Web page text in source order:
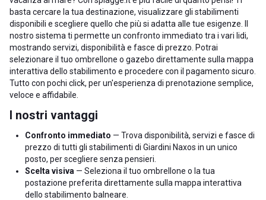
basta cercare la tua destinazione, visualizzare gli stabilimenti
disponibili e scegliere quello che più si adatta alle tue esigenze. Il
nostro sistema ti permette un confronto immediato tra i vari lidi,
mostrando servizi, disponibilità e fasce di prezzo. Potrai
selezionare il tuo ombrellone o gazebo direttamente sulla mappa
interattiva dello stabilimento e procedere con il pagamento sicuro.
Tutto con pochi click, per un'esperienza di prenotazione semplice,
veloce e affidabile.
I nostri vantaggi
Confronto immediato — Trova disponibilità, servizi e fasce di
prezzo di tutti gli stabilimenti di Giardini Naxos in un unico
posto, per scegliere senza pensieri.
Scelta visiva — Seleziona il tuo ombrellone o la tua
postazione preferita direttamente sulla mappa interattiva
dello stabilimento balneare.